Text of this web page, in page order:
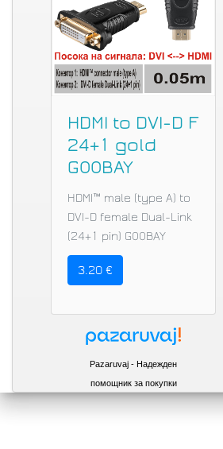
HDMI to DVI-D F
24+1 gold
GOOBAY
HDMI™ male (type A) to
DVI-D female Dual-Link
(24+1 pin) GOOBAY
3.20 €
Pazaruvaj - Надежден
помощник за покупки